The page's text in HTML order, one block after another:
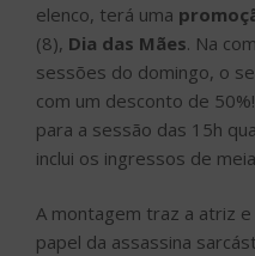
elenco, terá uma
(8), Dia das Mães. Na
sessões do domingo, o
com um desconto de
para a sessão das 15h
inclui os ingressos de
A montagem traz a atriz
papel da assassina